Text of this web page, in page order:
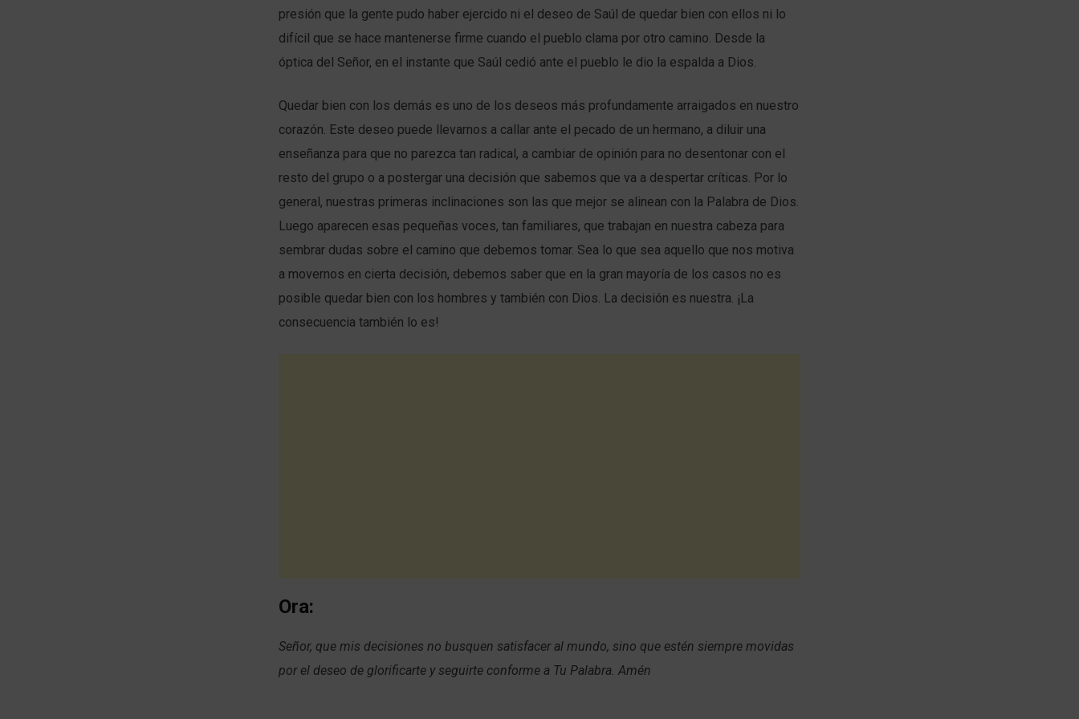
presión que la gente pudo haber ejercido ni el deseo de Saúl de quedar bien con ellos ni lo
difícil que se hace mantenerse firme cuando el pueblo clama por otro camino. Desde la
óptica del Señor, en el instante que Saúl cedió ante el pueblo le dio la espalda a Dios.
Quedar bien con los demás es uno de los deseos más profundamente arraigados en nuestro
corazón. Este deseo puede llevarnos a callar ante el pecado de un hermano, a diluir una
enseñanza para que no parezca tan radical, a cambiar de opinión para no desentonar con el
resto del grupo o a postergar una decisión que sabemos que va a despertar críticas. Por lo
general, nuestras primeras inclinaciones son las que mejor se alinean con la Palabra de Dios.
Luego aparecen esas pequeñas voces, tan familiares, que trabajan en nuestra cabeza para
sembrar dudas sobre el camino que debemos tomar. Sea lo que sea aquello que nos motiva
a movernos en cierta decisión, debemos saber que en la gran mayoría de los casos no es
posible quedar bien con los hombres y también con Dios. La decisión es nuestra. ¡La
consecuencia también lo es!
Ora:
Señor, que mis decisiones no busquen satisfacer al mundo, sino que estén siempre movidas
por el deseo de glorificarte y seguirte conforme a Tu Palabra. Amén